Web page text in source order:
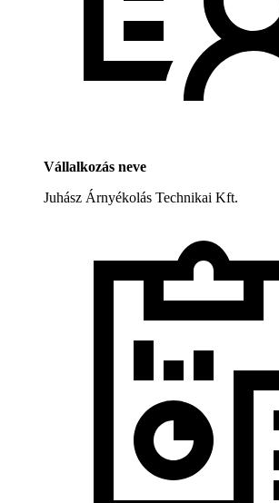
Vállalkozás neve
Juhász Árnyékolás Technikai Kft.